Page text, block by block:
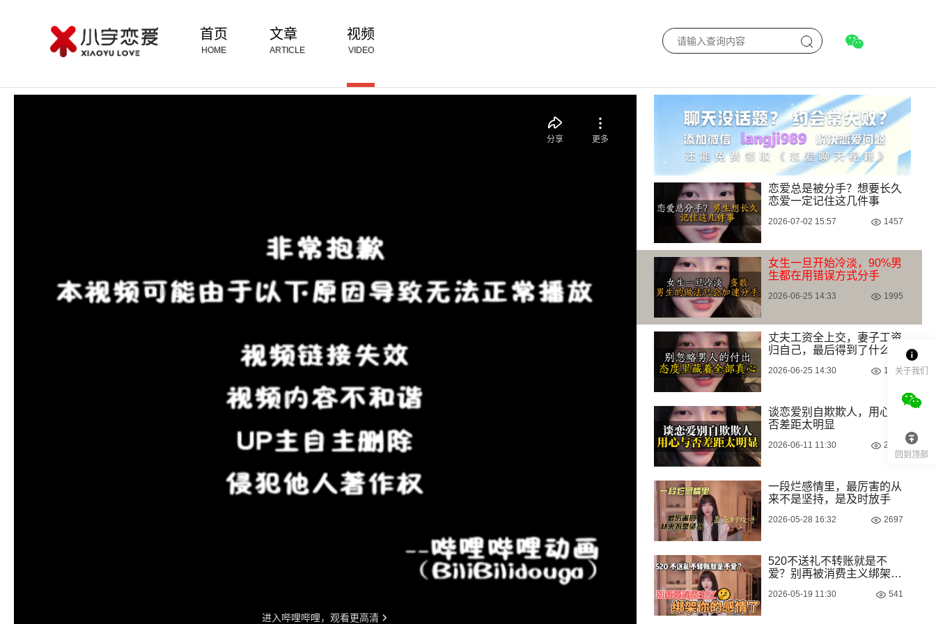
首页
HOME
文章
ARTICLE
视频
VIDEO
恋爱总是被分手？想要长久
恋爱一定记住这几件事
2026-07-02 15:57 1457
女生一旦开始冷淡，90%男
生都在用错误方式分手
2026-06-25 14:33 1995
丈夫工资全上交，妻子工资
归自己，最后得到了什么？
2026-06-25 14:30 1481
谈恋爱别自欺欺人，用心与
否差距太明显
2026-06-11 11:30 2696
一段烂感情里，最厉害的从
来不是坚持，是及时放手
2026-05-28 16:32 2697
520不送礼不转账就是不
爱？别再被消费主义绑架你
2026-05-19 11:30 541
关于我们
回到顶部